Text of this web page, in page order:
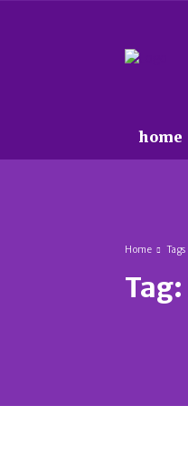
home
Home Tags
Tag: